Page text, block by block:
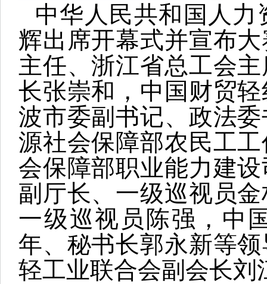
中华人民共和国人
辉出席开幕式并宣布
主任、浙江省总工会
长张崇和，中国财贸
波市委副书记、政法
源社会保障部农民工
会保障部职业能力建
副厅长、一级巡视员
一级巡视员陈强，中
年、秘书长郭永新等
轻工业联合会副会长刘